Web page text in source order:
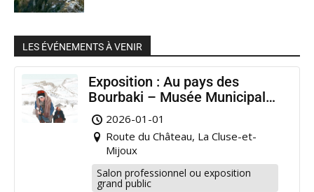
LES ÉVÉNEMENTS À VENIR
Exposition : Au pays des
Bourbaki – Musée Municipal
Pontarlier
2026-01-01
Route du Château, La Cluse-et-
Mijoux
Salon professionnel ou exposition
grand public